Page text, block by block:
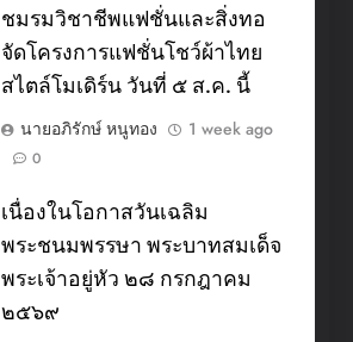
ชมรมวิชาชีพแฟชั่นและสิ่งทอ
จัดโครงการแฟชั่นโชว์ผ้าไทย
สไตล์โมเดิร์น วันที่ ๕ ส.ค. นี้
นายอภิรักษ์ หนูทอง
1 week ago
0
เนื่องในโอกาสวันเฉลิม
พระชนมพรรษา พระบาทสมเด็จ
พระเจ้าอยู่หัว ๒๘ กรกฎาคม
๒๕๖๙